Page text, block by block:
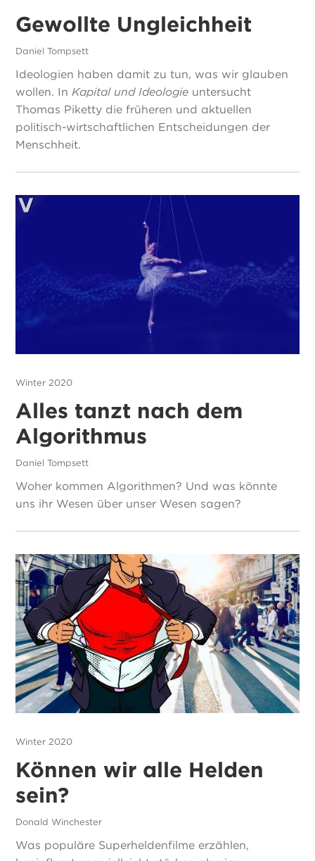
Gewollte Ungleichheit
Daniel Tompsett
Ideologien haben damit zu tun, was wir glauben
wollen. InKapital und Ideologie untersucht
Thomas Piketty die früheren und aktuellen
politisch-wirtschaftlichen Entscheidungen der
Menschheit.
Winter 2020
Alles tanzt nach dem
Algorithmus
Daniel Tompsett
Woher kommen Algorithmen? Und was könnte
uns ihr Wesen über unser Wesen sagen?
Winter 2020
Können wir alle Helden
sein?
Donald Winchester
Was populäre Superheldenfilme erzählen,